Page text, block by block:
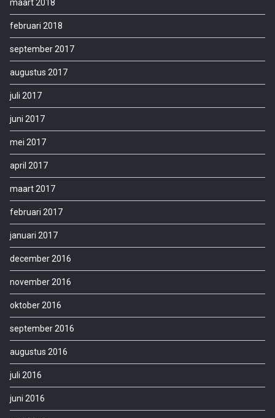
maart 2018
februari 2018
september 2017
augustus 2017
juli 2017
juni 2017
mei 2017
april 2017
maart 2017
februari 2017
januari 2017
december 2016
november 2016
oktober 2016
september 2016
augustus 2016
juli 2016
juni 2016